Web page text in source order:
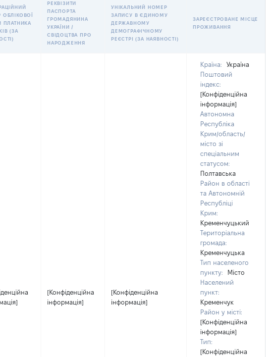
ПЛАТНИКА
(ЗА
РЕКВІЗИТИ
ПАСПОРТА
ГРОМАДЯНИНА
УКРАЇНИ /
СВІДОЦТВА ПРО
НАРОДЖЕННЯ
УНІКАЛЬНИЙ НОМЕР
ЗАПИСУ В ЄДИНОМУ
ДЕРЖАВНОМУ
ДЕМОГРАФІЧНОМУ
РЕЄСТРІ (ЗА НАЯВНОСТІ)
ЗАРЕЄСТРОВАНЕ МІСЦЕ
ПРОЖИВАННЯ
[Конфіденційна
інформація]
[Конфіденційна
інформація]
Країна:
Україна
Поштовий
індекс:
[Конфіденційна
інформація]
Автономна
Республіка
Крим/область/
місто зі
спеціальним
статусом:
Полтавська
Район в області
та Автономній
Республіці
Крим:
Кременчуцький
Територіальна
громада:
Кременчуцька
Тип населеного
пункту:
Місто
Населений
пункт:
Кременчук
Район у місті:
[Конфіденційна
інформація]
Тип:
[Конфіденційна